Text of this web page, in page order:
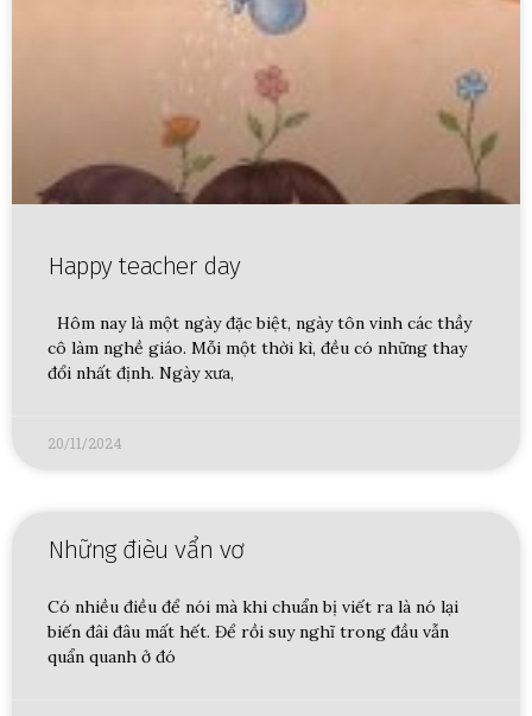
Happy teacher day
Hôm nay là một ngày đặc biệt, ngày tôn vinh các thầy
cô làm nghề giáo. Mỗi một thời kì, đều có những thay
đổi nhất định. Ngày xưa,
20/11/2024
Những đièu vẩn vơ
Có nhiều điều để nói mà khi chuẩn bị viết ra là nó lại
biến đâi đâu mất hết. Để rồi suy nghĩ trong đầu vẫn
quẩn quanh ở đó